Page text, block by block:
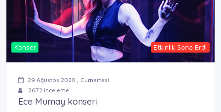
Konser Etkinlik Sona Erdi
29 Ağustos 2020 , Cumartesi
2672 inceleme
Ece Mumay konseri